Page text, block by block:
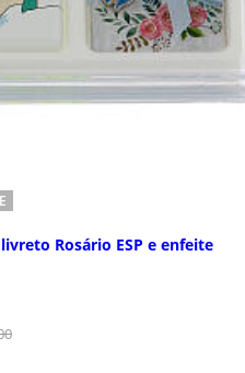
Rosário ESP e enfeite